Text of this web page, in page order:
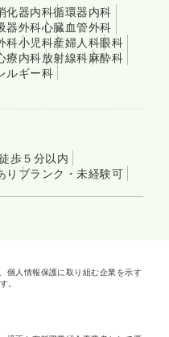
化器内科循環器内科
器外科心臓血管外科
科小児科産婦人科眼科
療内科放射線科麻酔科
ルギー科
歩５分以内
り ブランク・未経験可
個人情報保護に取り組む企業を示す
。